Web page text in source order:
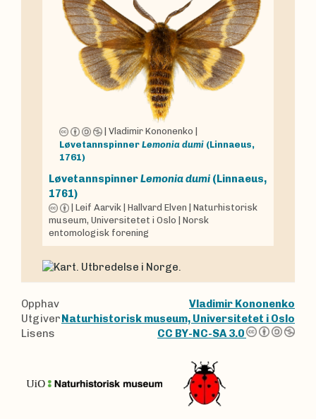
Vladimir Kononenko
Løvetannspinner Lemonia dumi (Linnaeus,
1761)
LøvetannspinnerLemonia dumi (Linnaeus,
1761)
| Leif Aarvik | Hallvard Elven | Naturhistorisk
museum, Universitetet i Oslo | Norsk
entomologisk forening
Opphav
Vladimir Kononenko
UtgiverNaturhistorisk museum, Universitetet i Oslo
Lisens
CC BY-NC-SA 3.0